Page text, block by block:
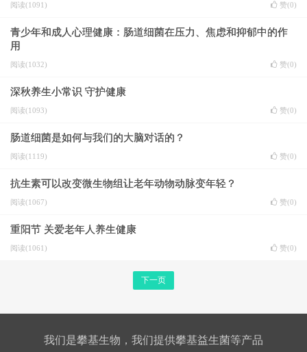
阅读(1091) 赞(0)
青少年和成人心理健康：肠道细菌在压力、焦虑和抑郁中的作
用
阅读(1032) 赞(0)
深秋养生小常识 守护健康
阅读(1093) 赞(0)
肠道细菌是如何与我们的大脑对话的？
阅读(1119) 赞(0)
抗生素可以改变微生物组让老年动物动脉变年轻？
阅读(1067) 赞(0)
重阳节 关爱老年人养生健康
阅读(1061) 赞(0)
下一页
我们是攀基生物，我们提供攀基益生菌等产品